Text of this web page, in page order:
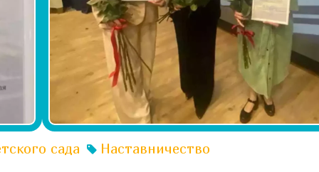
сада Наставничество